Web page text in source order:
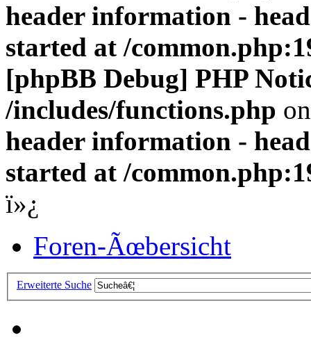
header information -
started at /
[phpBB Debug] PHP
/includes/functions.php
header information -
started at /
ï»¿
Foren-Ãœbersicht
Erweiterte Suche